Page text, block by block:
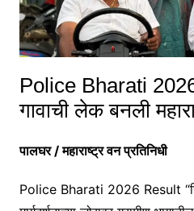
Police Bharati
गावाची लेक बनली
पालघर / महाराष्ट्र वन प्रतिनिधी
Police Bharati 2026 Result